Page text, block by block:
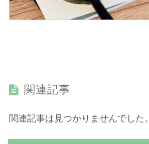
関連記事
関連記事は見つかりませんでした。